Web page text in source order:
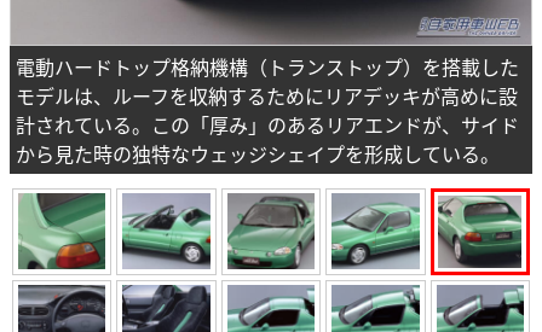
電動ハードトップ格納機構（トランストップ）を搭載した
モデルは、ルーフを収納するためにリアデッキが高めに設
計されている。この「厚み」のあるリアエンドが、サイド
から見た時の独特なウェッジシェイプを形成している。